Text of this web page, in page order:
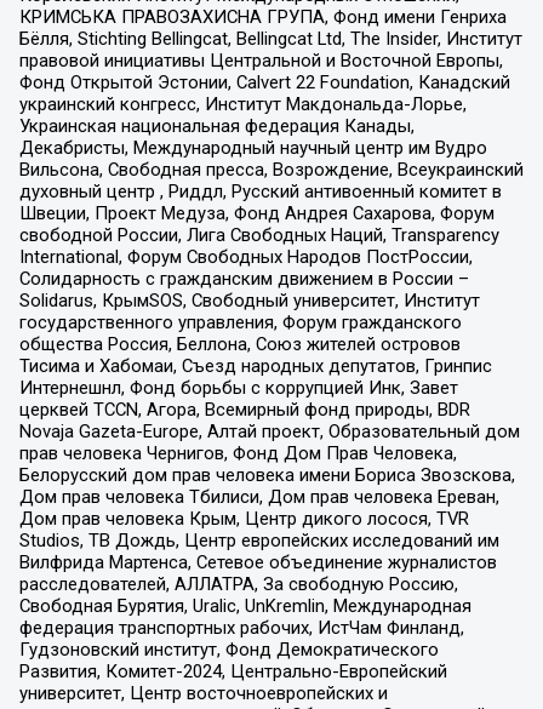
КРИМСЬКА ПРАВОЗАХИСНА ГРУПА, Фонд имени Генриха
Бёлля, Stichting Bellingcat, Bellingcat Ltd, The Insider, Институт
правовой инициативы Центральной и Восточной Европы,
Фонд Открытой Эстонии, Calvert 22 Foundation, Канадский
украинский конгресс, Институт Макдональда-Лорье,
Украинская национальная федерация Канады,
Декабристы, Международный научный центр им Вудро
Вильсона, Свободная пресса, Возрождение, Всеукраинский
духовный центр , Риддл, Русский антивоенный комитет в
Швеции, Проект Медуза, Фонд Андрея Сахарова, Форум
свободной России, Лига Свободных Наций, Transparеncy
International, Форум Свободных Народов ПостРоссии,
Солидарность с гражданским движением в России –
Solidarus, КрымSOS, Свободный университет, Институт
государственного управления, Форум гражданского
общества Россия, Беллона, Союз жителей островов
Тисима и Хабомаи, Съезд народных депутатов, Гринпис
Интернешнл, Фонд борьбы с коррупцией Инк, Завет
церквей TCCN, Агора, Всемирный фонд природы, BDR
Novaja Gazeta-Europe, Алтай проект, Образовательный дом
прав человека Чернигов, Фонд Дом Прав Человека,
Белорусский дом прав человека имени Бориса Звозскова,
Дом прав человека Тбилиси, Дом прав человека Ереван,
Дом прав человека Крым, Центр дикого лосося, TVR
Studios, ТВ Дождь, Центр европейских исследований им
Вилфрида Мартенса, Сетевое объединение журналистов
расследователей, АЛЛАТРА, За свободную Россию,
Свободная Бурятия, Uralic, UnKremlin, Международная
федерация транспортных рабочих, ИстЧам Финланд,
Гудзоновский институт, Фонд Демократического
Развития, Комитет-2024, Центрально-Европейский
университет, Центр восточноевропейских и